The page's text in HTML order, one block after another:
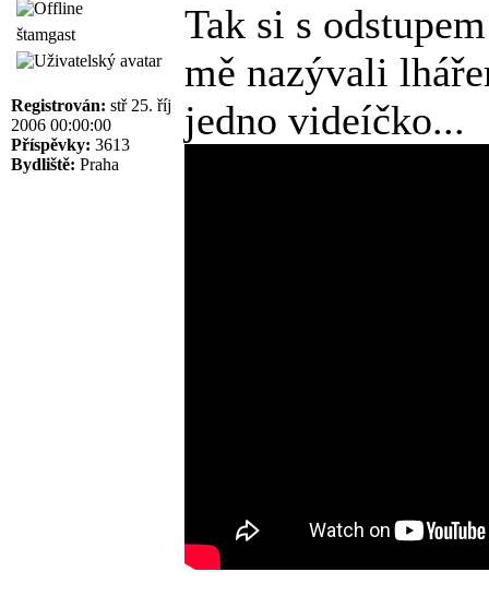
štamgast
Registrován: stř 25. říj
2006 00:00:00
Příspěvky: 3613
Bydliště: Praha
Tak si s
mě nazývali
jedno videíčko...